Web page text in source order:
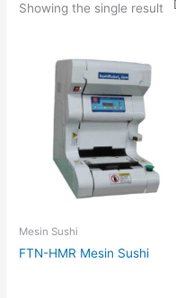
Showing the single result
Mesin Sushi
FTN-HMR Mesin Sushi